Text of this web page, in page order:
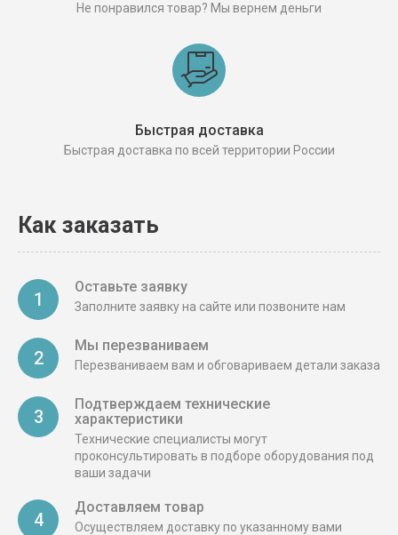
Не понравился товар? Мы вернем деньги
Быстрая доставка
Быстрая доставка по всей территории России
Как заказать
1
Оставьте заявку
Заполните заявку на сайте или позвоните нам
2
Мы перезваниваем
Перезваниваем вам и обговариваем детали заказа
3
Подтверждаем технические
характеристики
Технические специалисты могут
проконсультировать в подборе оборудования под
ваши задачи
4
Доставляем товар
Осуществляем доставку по указанному вами